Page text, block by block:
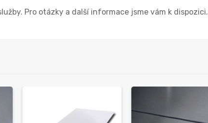
Pro otázky a další informace jsme vám k dispozici.